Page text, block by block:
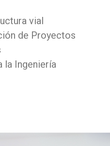
vial
de Proyectos
la Ingeniería